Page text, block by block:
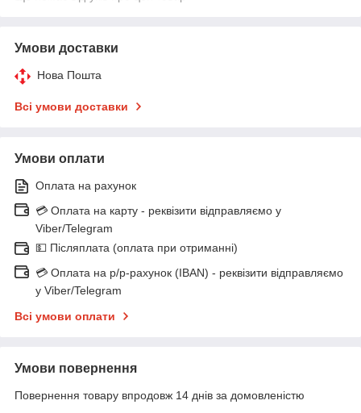
Умови доставки
Нова Пошта
Всі умови доставки
Умови оплати
Оплата на рахунок
💳 Оплата на карту - реквізити відправляємо у
Viber/Telegram
💵 Післяплата (оплата при отриманні)
💳 Оплата на р/р-рахунок (IBAN) - реквізити відправляємо
у Viber/Telegram
Всі умови оплати
Умови повернення
Повернення товару впродовж 14 днів за домовленістю